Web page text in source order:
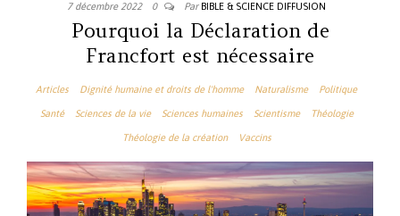
7 décembre 2022 0 Par BIBLE & SCIENCE DIFFUSION
Pourquoi la Déclaration de
Francfort est nécessaire
Articles Dignité humaine et droits de l'homme Naturalisme Politique
Santé Sciences de la vie Sciences humaines Scientisme Théologie
Théologie de la création Vaccins